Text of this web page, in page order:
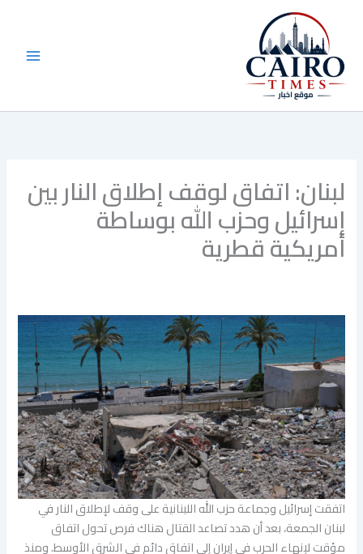
المحتوى
لبنان: اتفاق لوقف إطلاق النار بين
إسرائيل وحزب الله بوساطة
أمريكية قطرية
اتفقت إسرائيل وجماعة حزب الله اللبنانية على وقف لإطلاق النار في
لبنان الجمعة، بعد أن هدد تصاعد القتال هناك فرص تحول اتفاق
مؤقت لإنهاء الحرب في إيران إلى اتفاق دائم في الشرق الأوسط. ومنذ